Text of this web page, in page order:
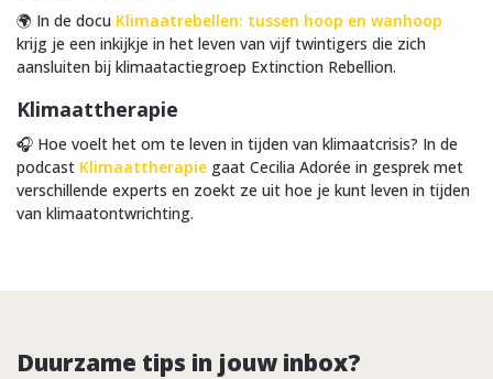
🌍 In de docu Klimaatrebellen: tussen hoop en wanhoop
krijg je een inkijkje in het leven van vijf twintigers die zich
aansluiten bij klimaatactiegroep Extinction Rebellion.
Klimaattherapie
🎧 Hoe voelt het om te leven in tijden van klimaatcrisis? In de
podcast Klimaattherapie gaat Cecilia Adorée in gesprek met
verschillende experts en zoekt ze uit hoe je kunt leven in tijden
van klimaatontwrichting.
Duurzame tips in jouw inbox?